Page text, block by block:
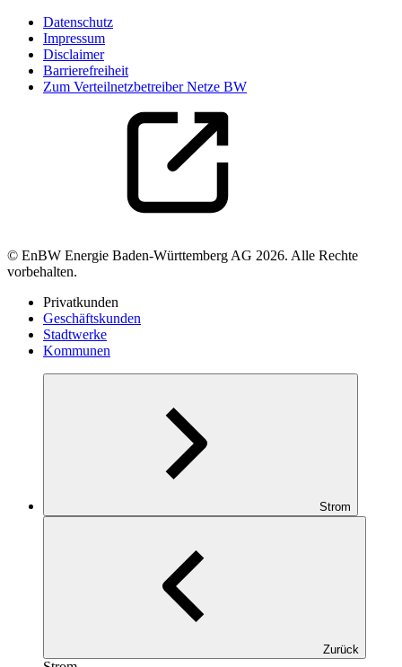
Datenschutz
Impressum
Disclaimer
Barrierefreiheit
Zum Verteilnetzbetreiber Netze BW
© EnBW Energie Baden-Württemberg AG 2026. Alle Rechte
vorbehalten.
Privatkunden
Geschäftskunden
Stadtwerke
Kommunen
Strom
Zurück